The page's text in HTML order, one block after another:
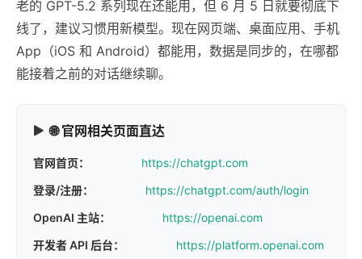
老的 GPT-5.2 系列现在还能用，但 6 月 5 日就要彻底下
线了，建议习惯用新模型。现在网页端、桌面应用、手机
App（iOS 和 Android）都能用，数据是同步的，在哪都
能接着之前的对话继续聊。
🌐 官网相关页面直达
官网首页：
https://chatgpt.com
登录/注册：
https://chatgpt.com/auth/login
OpenAI 主站：
https://openai.com
开发者 API 后台：
https://platform.openai.com